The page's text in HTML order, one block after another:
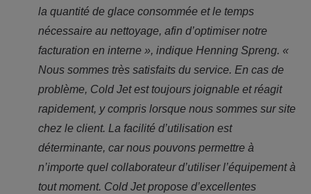
la quantité de glace consommée et le temps
nécessaire au nettoyage, afin d’optimiser notre
facturation en interne », indique Henning Spreng. «
Nous sommes très satisfaits du service. En cas de
problème, Cold Jet est toujours joignable et réagit
rapidement, y compris lorsque nous sommes sur site
chez le client. La facilité d’utilisation est
déterminante, car nous pouvons permettre à
n’importe quel collaborateur d’utiliser l’équipement à
tout moment. Cold Jet propose d’excellentes